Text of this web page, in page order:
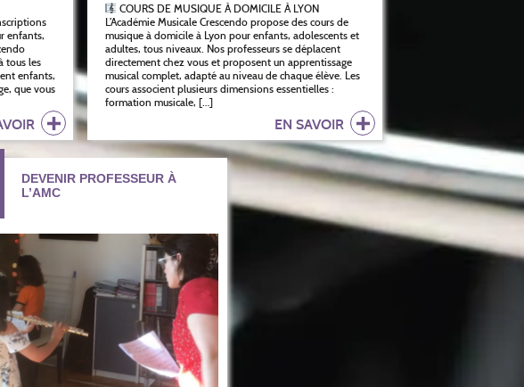
enfants,
tous les
enfants,
que vous
COURS DE MUSIQUE À DOMICILE À LYON
L’Académie Musicale Crescendo propose des cours de
musique à domicile à Lyon pour enfants, adolescents et
adultes, tous niveaux. Nos professeurs se déplacent
directement chez vous et proposent un apprentissage
musical complet, adapté au niveau de chaque élève. Les
cours associent plusieurs dimensions essentielles :
formation musicale, […]
EN SAVOIR
DEVENIR PROFESSEUR À
L’AMC